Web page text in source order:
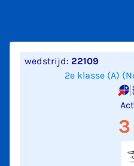
wedstrijd: 22109
2e klasse (A)
3